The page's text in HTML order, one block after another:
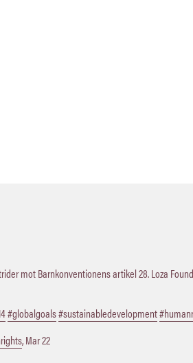
mot Barnkonventionens artikel 28. Loza
#globalgoals#sustainabledevelopment
,Mar 22